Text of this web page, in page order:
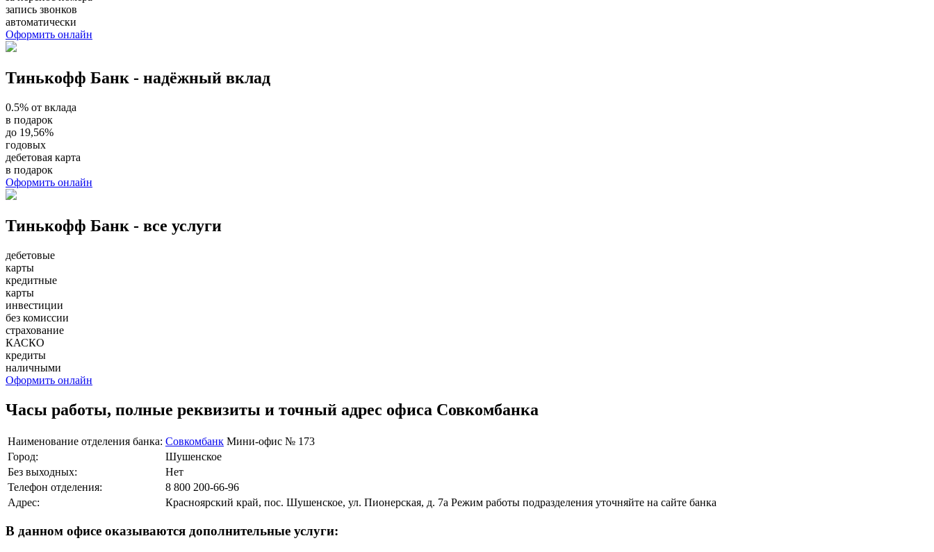
запись звонков
автоматически
Оформить онлайн
Тинькофф Банк - надёжный вклад
0.5% от вклада
в подарок
до 19,56%
годовых
дебетовая карта
в подарок
Оформить онлайн
Тинькофф Банк - все услуги
дебетовые
карты
кредитные
карты
инвестиции
без комиссии
страхование
КАСКО
кредиты
наличными
Оформить онлайн
Часы работы, полные реквизиты и точный адрес офиса Совкомбанка
Наименование отделения банка: Совкомбанк Мини-офис № 173
Город:
Шушенское
Без выходных:
Нет
Телефон отделения:
8 800 200-66-96
Адрес:
Красноярский край, пос. Шушенское, ул. Пионерская, д. 7а Режим работы подразделения уточняйте на сайте банка
В данном офисе оказываются дополнительные услуги: